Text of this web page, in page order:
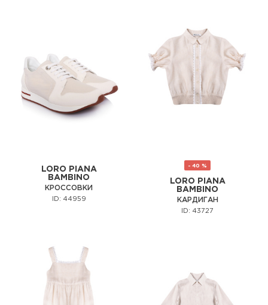
LORO PIANA
BAMBINO
КРОССОВКИ
ID: 44959
- 40 %
LORO PIANA
BAMBINO
КАРДИГАН
ID: 43727